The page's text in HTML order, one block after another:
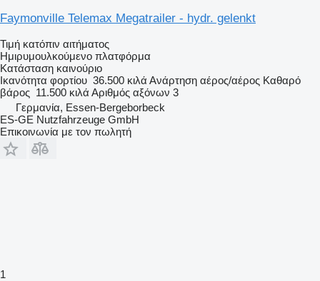
Faymonville Telemax Megatrailer - hydr. gelenkt
Τιμή κατόπιν αιτήματος
Ημιρυμουλκούμενο πλατφόρμα
Κατάσταση καινούριο
Ικανότητα φορτίου 36.500 κιλά Ανάρτηση αέρος/αέρος Καθαρό
βάρος 11.500 κιλά Αριθμός αξόνων 3
Γερμανία, Essen-Bergeborbeck
ES-GE Nutzfahrzeuge GmbH
Επικοινωνία με τον πωλητή
1